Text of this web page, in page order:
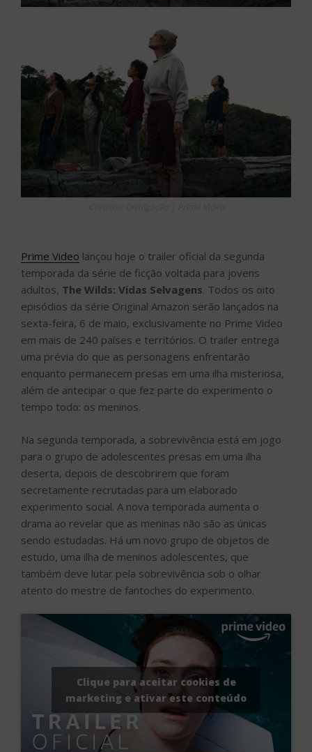
Prime Video lançou hoje o trailer oficial da segunda
temporada da série de ficção voltada para jovens
adultos, The Wilds: Vidas Selvagens. Todos os oito
episódios da série Original Amazon serão lançados na
sexta-feira, 6 de maio, exclusivamente no Prime Video
em mais de 240 países e territórios. O trailer entrega
uma prévia do que as personagens enfrentarão
enquanto permanecem presas em uma ilha misteriosa,
além de antecipar o que fez parte do experimento o
tempo todo: os meninos.
Na segunda temporada, a sobrevivência está em jogo
para o grupo de adolescentes presas em uma ilha
deserta, depois de descobrirem que foram
secretamente recrutadas para um elaborado
experimento social. A nova temporada aumenta o
drama ao revelar que as meninas não são as únicas
sendo estudadas. Há um novo grupo de objetos de
estudo, uma ilha de meninos adolescentes, que
também deve lutar pela sobrevivência sob o olhar
atento do mestre de fantoches do experimento.
Clique para aceitar cookies de
marketing e ativar este conteúdo